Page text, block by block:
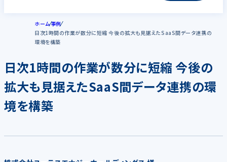
ホーム事例
日次1時間の作業が数分に短縮 今後の拡大も見据えたSaaS間データ連携の
環境を構築
日次1時間の作業が数分に短縮 今後の
拡大も見据えたSaaS間データ連携の環
境を構築